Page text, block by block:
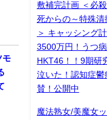
モ
敷補完計画 ＜必
死からの～特殊
＞ キャッシング
3500万円！うつ
HKT46！！9期研
泣いた！認知症
賛！公開中
魔法熟女/美魔女